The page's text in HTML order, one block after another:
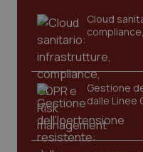
Cloud
Gestione
dalle Linee
protette del sito. Il
funzionare
Nome